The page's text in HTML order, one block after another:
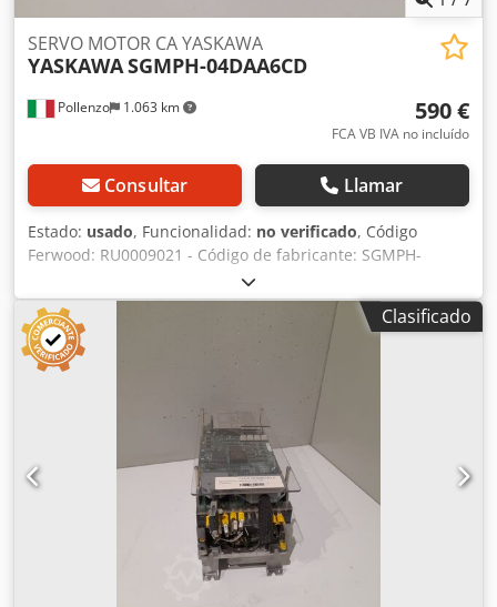
Pollenzo 1.063 km
SERVO MOTOR CA YASKAWA
YASKAWASGMPH-04DAA6CD
590 €
FCA VB IVA no incluído
Consultar Llamar
Estado: usado, Funcionalidad: no verificado, Código
Ferwood: RU0009021 - Código de fabricante: SGMPH-
04DAA6CD - Condición: Usado - Funcionalidad: Sin probar -
Máquina compatible: - Si está interesado, ofrecemos
servicio de reacondicionamiento, contáctenos. 3KG -
36X26X21 Csdoyb R Rujpfx Ahfsrf
Clasificado